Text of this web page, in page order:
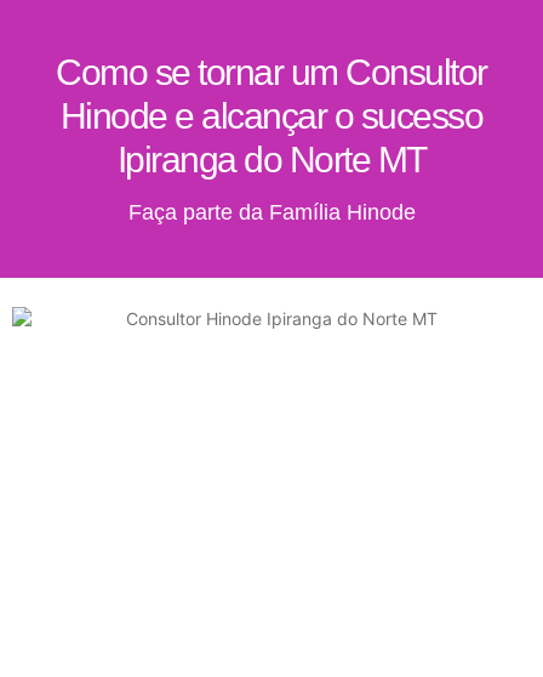
Como se tornar um Consultor
Hinode e alcançar o sucesso
Ipiranga do Norte MT
Faça parte da Família Hinode